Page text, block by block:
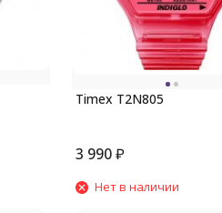
Timex T2N805
3 990 ₽
Нет в наличии